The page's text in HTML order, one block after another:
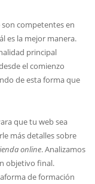
son competentes en
es la mejor manera.
principal
el comienzo
de esta forma que
que tu web sea
más detalles sobre
online. Analizamos
objetivo final.
de formación